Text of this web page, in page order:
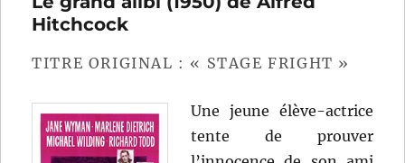
Hitchcock
TITRE ORIGINAL : « STAGE FRIGHT »
Une jeune élève-actrice
tente de prouver